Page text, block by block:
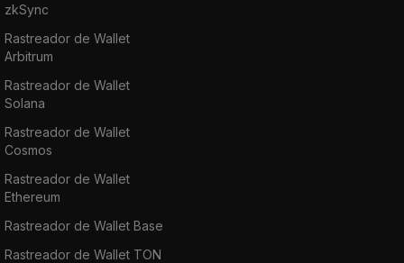
zkSync
Rastreador de Wallet
Arbitrum
Rastreador de Wallet
Solana
Rastreador de Wallet
Cosmos
Rastreador de Wallet
Ethereum
Rastreador de Wallet Base
Rastreador de Wallet TON